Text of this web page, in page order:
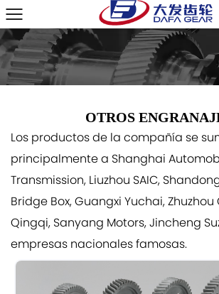
OTROS
Los productos de la compañía se
principalmente a Shanghai
Transmission, Liuzhou SAIC,
Bridge Box, Guangxi Yuchai,
Qingqi, Sanyang Motors, Jincheng
empresas nacionales famosas.